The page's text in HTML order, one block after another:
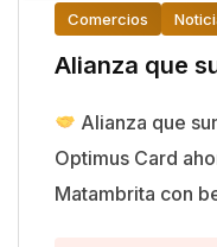
Comercios
Alianza que
Alianza que
Optimus Card
Matambrita con